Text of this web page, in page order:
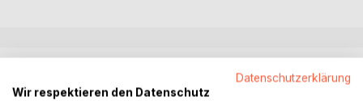
Datenschutzerklärung
Wir respektieren den Datenschutz